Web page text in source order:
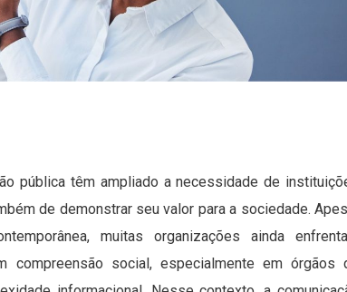
pública têm ampliado a necessidade de
de demonstrar seu valor para a sociedade.
muitas organizações ainda
compreensão social, especialmente em órgãos